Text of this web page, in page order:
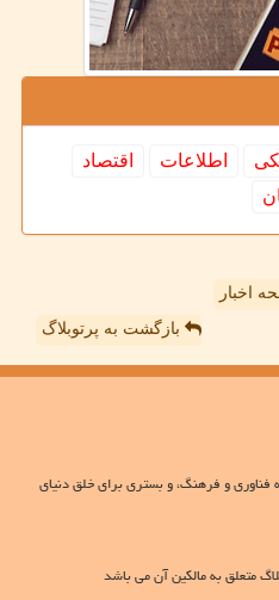
اطلاعات
اقتصاد
اخبار
بازگشت به پرتوبلاگ
فناوری و فرهنگ، و بستری برای خلق دنیای